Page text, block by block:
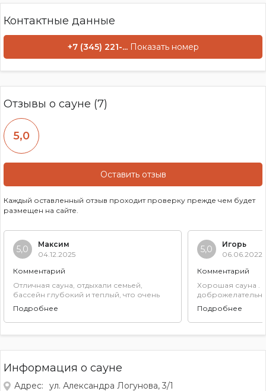
Контактные данные
+7 (345) 221-... Показать номер
Отзывы о сауне (7)
5,0
Оставить отзыв
Каждый оставленный отзыв проходит проверку прежде чем будет
размещен на сайте.
5,0
Максим
04.12.2025
Комментарий
Отличная сауна, отдыхали семьей,
бассейн глубокий и теплый, что очень
понравилось, ребенок и нырял и под
водой плавал. Парная прямо над
бассейном, через стекло видно весь
бассейн, что тоже очень удобно и
включили теплый пол, администратор
была вежливой и внимательной. Нам
понравилось, придём еще.
Подробнее
5,0
Игорь
06.06.2022
Комментарий
Хорошая сауна .
нормально.
Подробнее
Информация о сауне
Адрес:
ул. Александра Логунова, 3/1